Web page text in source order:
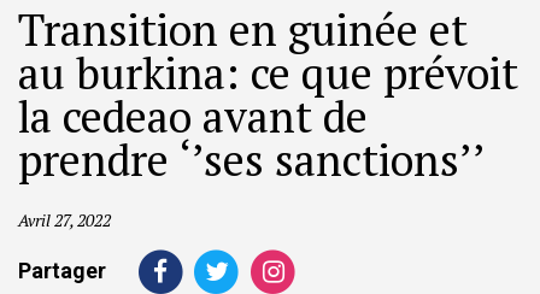
Transition en guinée et
au burkina: ce que prévoit
la cedeao avant de
prendre ‘’ses sanctions’’
Avril 27, 2022
Partager